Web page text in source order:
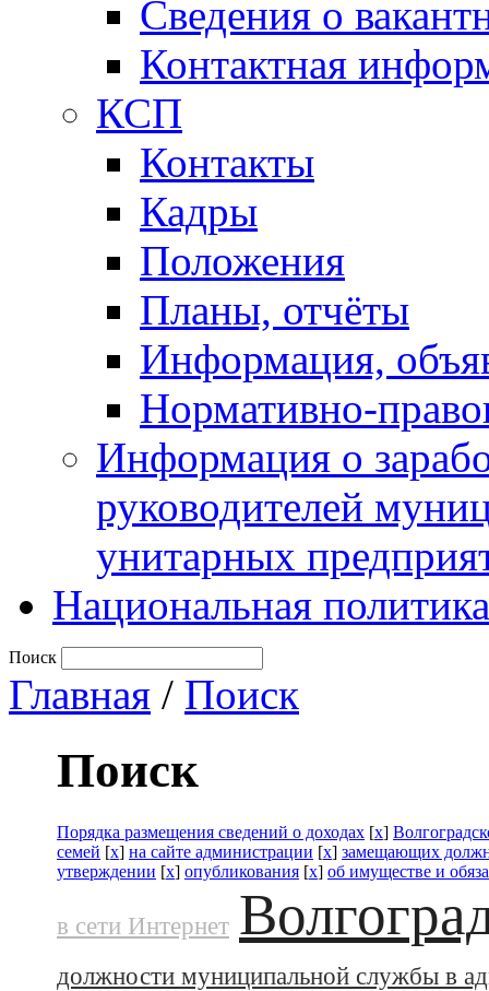
Сведения о
Контактная
КСП
Контакты
Кадры
Положения
Планы, отчёты
Информация,
Нормативно-
Информация о
руководителей
унитарных
Национальная политика
Поиск
Главная / Поиск
Поиск
Порядка размещения сведений о доходах [x]
семей [x] на сайте администрации [x] замещающих
утверждении [x] опубликования [x] об имуществе и
в сети Интернет
должности муниципальной службы в